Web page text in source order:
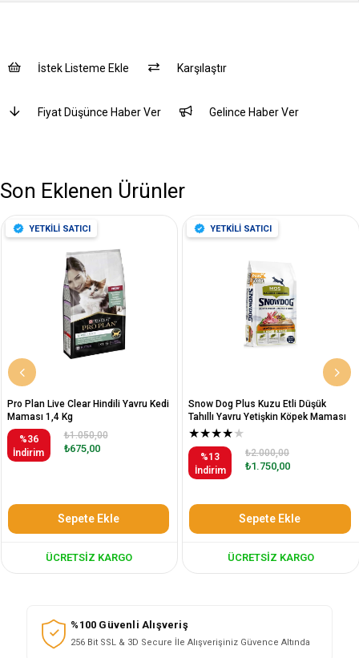
İstek Listeme Ekle Karşılaştır
Fiyat Düşünce Haber Ver Gelince Haber Ver
Son Eklenen Ürünler
Pro Plan Live Clear Hindili Yavru Kedi
Maması 1,4 Kg
%36
İndirim
₺675,00
₺1.050,00
Sepete Ekle
ÜCRETSIZ KARGO
YETKİLİ SATICI
Snow Dog Plus Kuzu Etli Düşük
Tahıllı Yavru Yetişkin Köpek Maması
12 Kg
★★★★★
%13
İndirim
₺1.750,00
₺2.000,00
Sepete Ekle
ÜCRETSIZ KARGO
YETKİLİ SATICI
%100 Güvenli Alışveriş
256 Bit SSL & 3D Secure İle Alışverişiniz Güvence Altında